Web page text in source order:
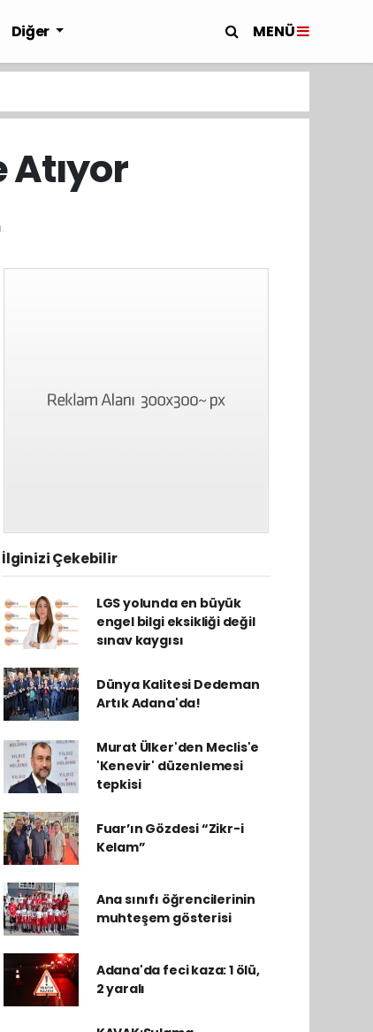
Diğer MENÜ
İlginizi Çekebilir
LGS yolunda en büyük
engel bilgi eksikliği değil
sınav kaygısı
Dünya Kalitesi Dedeman
Artık Adana'da!
Murat Ülker'den Meclis'e
'Kenevir' düzenlemesi
tepkisi
Fuar’ın Gözdesi “Zikr-i
Kelam”
Ana sınıfı öğrencilerinin
muhteşem gösterisi
Adana'da feci kaza: 1 ölü,
2 yaralı